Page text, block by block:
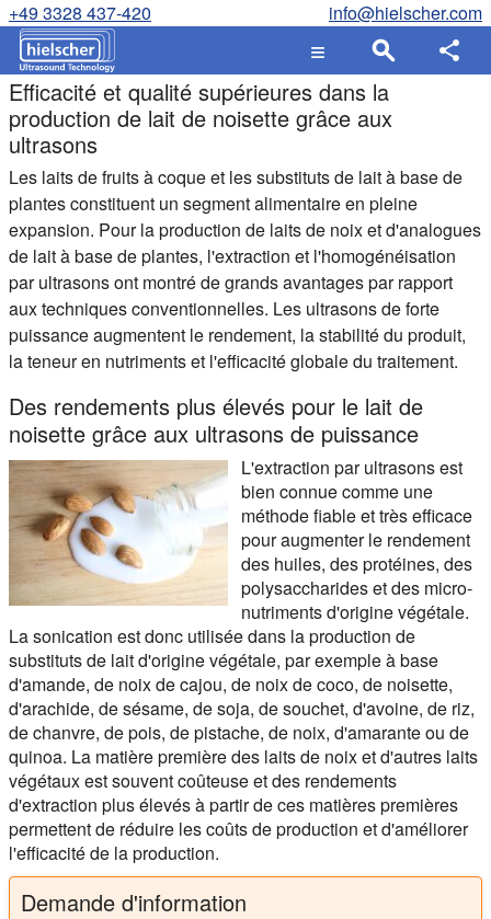
+49 3328 437-420 info@hielscher.com
Efficacité et qualité supérieures dans la
production de lait de noisette grâce aux
ultrasons
Les laits de fruits à coque et les substituts de lait à base de
plantes constituent un segment alimentaire en pleine
expansion. Pour la production de laits de noix et d'analogues
de lait à base de plantes, l'extraction et l'homogénéisation
par ultrasons ont montré de grands avantages par rapport
aux techniques conventionnelles. Les ultrasons de forte
puissance augmentent le rendement, la stabilité du produit,
la teneur en nutriments et l'efficacité globale du traitement.
Des rendements plus élevés pour le lait de
noisette grâce aux ultrasons de puissance
L'extraction par ultrasons est
bien connue comme une
méthode fiable et très efficace
pour augmenter le rendement
des huiles, des protéines, des
polysaccharides et des micro-
nutriments d'origine végétale.
La sonication est donc utilisée dans la production de
substituts de lait d'origine végétale, par exemple à base
d'amande, de noix de cajou, de noix de coco, de noisette,
d'arachide, de sésame, de soja, de souchet, d'avoine, de riz,
de chanvre, de pois, de pistache, de noix, d'amarante ou de
quinoa. La matière première des laits de noix et d'autres laits
végétaux est souvent coûteuse et des rendements
d'extraction plus élevés à partir de ces matières premières
permettent de réduire les coûts de production et d'améliorer
l'efficacité de la production.
Demande d'information